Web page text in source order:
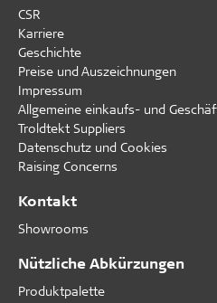
CSR
Karriere
Geschichte
Preise und Auszeichnungen
Impressum
Allgemeine einkaufs- und
Troldtekt Suppliers
Datenschutz und Cookies
Raising Concerns
Kontakt
Showrooms
Nützliche Abkürzungen
Produktpalette